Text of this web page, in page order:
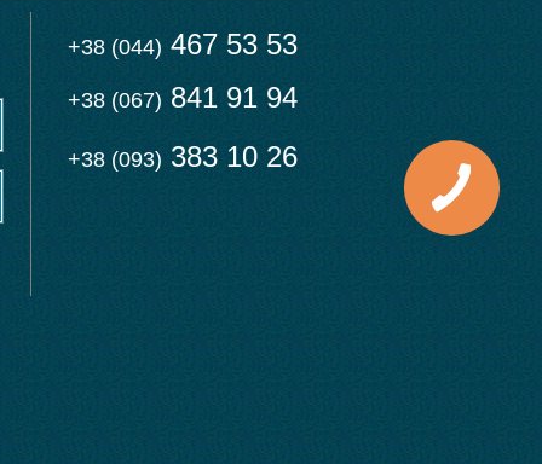
+38 (044) 467 53 53
+38 (067) 841 91 94
+38 (093) 383 10 26